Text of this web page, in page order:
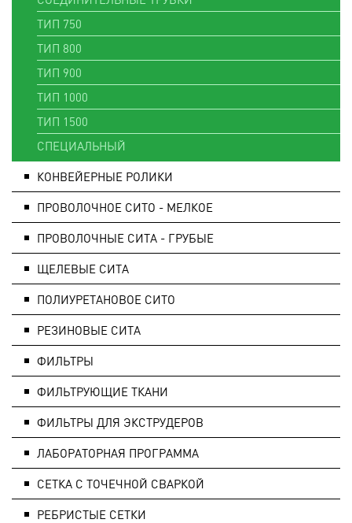
ТИП 750
ТИП 800
ТИП 900
ТИП 1000
ТИП 1500
СПЕЦИАЛЬНЫЙ
КОНВЕЙЕРНЫЕ РОЛИКИ
ПРОВОЛОЧНОЕ СИТО - МЕЛКОЕ
ПРОВОЛОЧНЫЕ СИТА - ГРУБЫЕ
ЩЕЛЕВЫЕ СИТА
ПОЛИУРЕТАНОВОЕ СИТО
РЕЗИНОВЫЕ СИТА
ФИЛЬТРЫ
ФИЛЬТРУЮЩИЕ ТКАНИ
ФИЛЬТРЫ ДЛЯ ЭКСТРУДЕРОВ
ЛАБОРАТОРНАЯ ПРОГРАММА
СЕТКА С ТОЧЕЧНОЙ СВАРКОЙ
РЕБРИСТЫЕ СЕТКИ